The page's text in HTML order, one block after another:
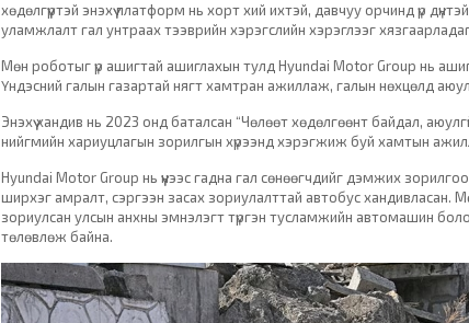
хөдөлгүүртэй энэхүү платформ нь хорт хий ихтэй, давчуу орчинд үр
уламжлалт гал унтраах тээврийн хэрэгслийн хэрэглээг
Мөн роботыг үр ашигтай ашиглахын тулд Hyundai Motor Group нь
Үндэсний галын газартай нягт хамтран ажиллаж, галын нөхцөлд
Энэхүү хандив нь 2023 онд баталсан “Чөлөөт хөдөлгөөнт байдал,
нийгмийн хариуцлагын зорилгын хүрээнд хэрэгжиж буй хамтын
Hyundai Motor Group нь үүнээс гадна гал сөнөөгчдийг дэмжих
ширхэг амралт, сэргээн засах зориулалттай автобус хандивласан.
зориулсан улсын анхны эмнэлэгт түргэн тусламжийн автомашин
төлөвлөж байна.